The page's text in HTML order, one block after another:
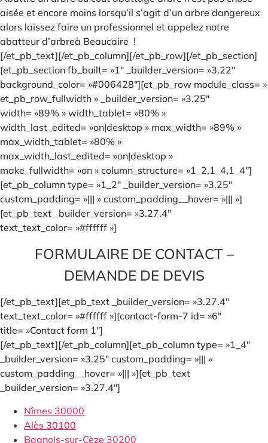
aisée et encore moins lorsqu’il s’agit d’un arbre dangereux
alors laissez faire un professionnel et appelez notre
abatteur d’arbreà Beaucaire !
[/et_pb_text][/et_pb_column][/et_pb_row][/et_pb_section]
[et_pb_section fb_built= »1″ _builder_version= »3.22″
background_color= »#006428″][et_pb_row module_class= »
et_pb_row_fullwidth » _builder_version= »3.25″
width= »89% » width_tablet= »80% »
width_last_edited= »on|desktop » max_width= »89% »
max_width_tablet= »80% »
max_width_last_edited= »on|desktop »
make_fullwidth= »on » column_structure= »1_2,1_4,1_4″]
[et_pb_column type= »1_2″ _builder_version= »3.25″
custom_padding= »||| » custom_padding__hover= »||| »]
[et_pb_text _builder_version= »3.27.4″
text_text_color= »#ffffff »]
FORMULAIRE DE CONTACT –
DEMANDE DE DEVIS
[/et_pb_text][et_pb_text _builder_version= »3.27.4″
text_text_color= »#ffffff »][contact-form-7 id= »6″
title= »Contact form 1″]
[/et_pb_text][/et_pb_column][et_pb_column type= »1_4″
_builder_version= »3.25″ custom_padding= »||| »
custom_padding__hover= »||| »][et_pb_text
_builder_version= »3.27.4″]
Nîmes 30000
Alès 30100
Bagnols-sur-Cèze 30200